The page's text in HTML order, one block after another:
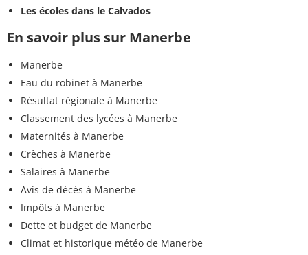
Les écoles dans le Calvados
En savoir plus sur Manerbe
Manerbe
Eau du robinet à Manerbe
Résultat régionale à Manerbe
Classement des lycées à Manerbe
Maternités à Manerbe
Crèches à Manerbe
Salaires à Manerbe
Avis de décès à Manerbe
Impôts à Manerbe
Dette et budget de Manerbe
Climat et historique météo de Manerbe